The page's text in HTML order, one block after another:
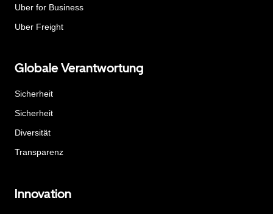
Uber for Business
Uber Freight
Globale Verantwortung
Sicherheit
Sicherheit
Diversität
Transparenz
Innovation